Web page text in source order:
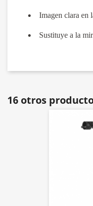
Imagen clara en
Sustituye a la
16 otros